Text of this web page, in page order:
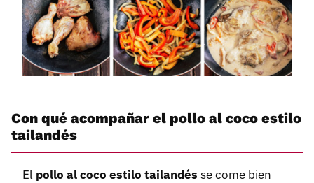
Con qué acompañar el pollo al coco estilo
tailandés
El pollo al coco estilo tailandés se come bien